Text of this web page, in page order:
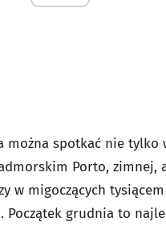
można spotkać nie tylko
Porto, zimnej,
w migoczących tysiącem
Początek grudnia to